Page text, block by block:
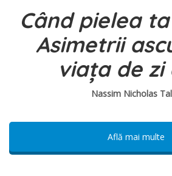
Când pielea
Asimetrii
viața de zi
Nassim Nicholas
Află mai multe